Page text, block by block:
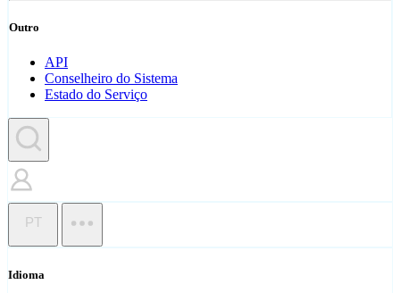
Outro
API
Conselheiro do Sistema
Estado do Serviço
PT
Idioma